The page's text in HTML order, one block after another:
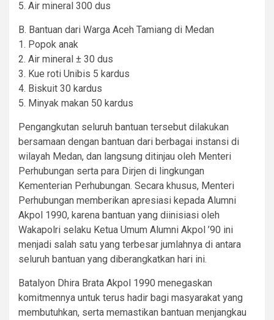
5. Air mineral 300 dus
B. Bantuan dari Warga Aceh Tamiang di Medan
1. Popok anak
2. Air mineral ± 30 dus
3. Kue roti Unibis 5 kardus
4. Biskuit 30 kardus
5. Minyak makan 50 kardus
Pengangkutan seluruh bantuan tersebut dilakukan
bersamaan dengan bantuan dari berbagai instansi di
wilayah Medan, dan langsung ditinjau oleh Menteri
Perhubungan serta para Dirjen di lingkungan
Kementerian Perhubungan. Secara khusus, Menteri
Perhubungan memberikan apresiasi kepada Alumni
Akpol 1990, karena bantuan yang diinisiasi oleh
Wakapolri selaku Ketua Umum Alumni Akpol ’90 ini
menjadi salah satu yang terbesar jumlahnya di antara
seluruh bantuan yang diberangkatkan hari ini.
Batalyon Dhira Brata Akpol 1990 menegaskan
komitmennya untuk terus hadir bagi masyarakat yang
membutuhkan, serta memastikan bantuan menjangkau